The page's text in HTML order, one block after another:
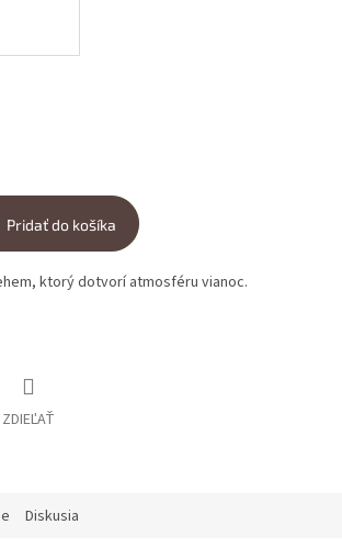
Pridať do košíka
ktorý dotvorí atmosféru vianoc.
ZDIEĽAŤ
Diskusia